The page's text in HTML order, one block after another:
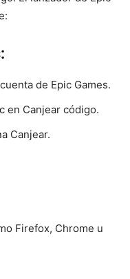
de Epic Games.
en Canjear código.
Canjear.
Firefox, Chrome u